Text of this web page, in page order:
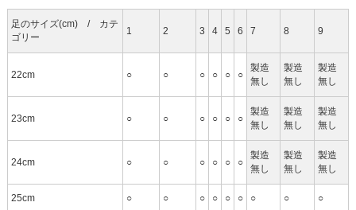
足のサイズ(cm) / カテ
ゴリー
1 2 3 4 5 6 7 8 9
22cm ○ ○ ○ ○ ○ ○
製造
無し
製造
無し
製造
無し
23cm ○ ○ ○ ○ ○ ○
製造
無し
製造
無し
製造
無し
24cm ○ ○ ○ ○ ○ ○
製造
無し
製造
無し
製造
無し
25cm ○ ○ ○ ○ ○ ○ ○ ○ ○